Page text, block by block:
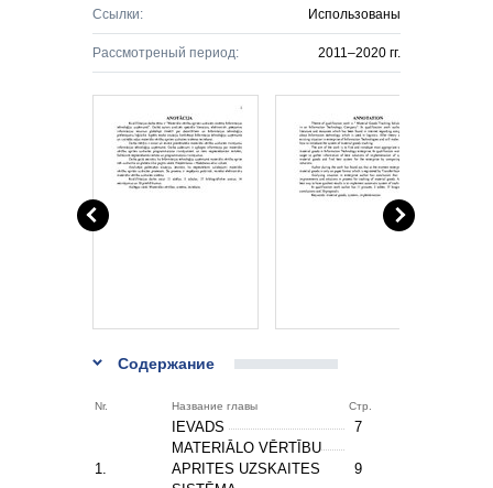
Ссылки: Использованы
Рассмотреный период: 2011–2020 гг.
Содержание
Nr. Название главы Стр.
IEVADS 7
1.
MATERIĀLO VĒRTĪBU
APRITES UZSKAITES
9